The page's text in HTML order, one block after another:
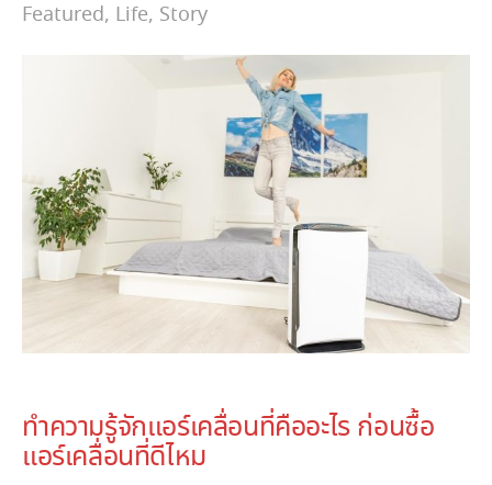
Featured, Life, Story
ทำความรู้จักแอร์เคลื่อนที่คืออะไร ก่อนซื้อ
แอร์เคลื่อนที่ดีไหม